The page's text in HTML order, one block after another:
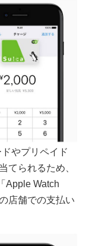
やプリペイド
てられるため、
Apple Watch
店舗での支払い